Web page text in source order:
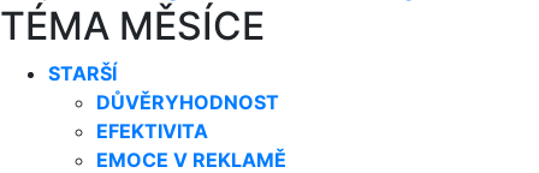
TÉMA MĚSÍCE
STARŠÍ
DŮVĚRYHODNOST
EFEKTIVITA
EMOCE V REKLAMĚ